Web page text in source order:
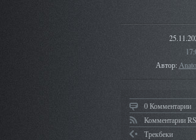
Автор:
0 Комментарии
Комментарии
Трекбеки